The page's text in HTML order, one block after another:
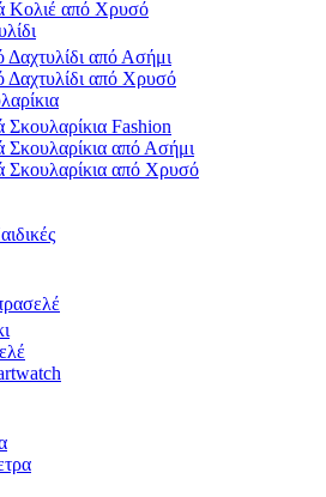
Κολιέ από Χρυσό
Δαχτυλίδι από Ασήμι
Δαχτυλίδι από Χρυσό
Σκουλαρίκια Fashion
Σκουλαρίκια από Ασήμι
Σκουλαρίκια από Χρυσό